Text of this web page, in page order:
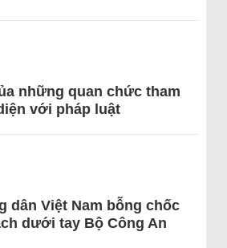
những quan chức tham
với pháp luật
dân Việt Nam bỗng chốc
dưới tay Bộ Công An